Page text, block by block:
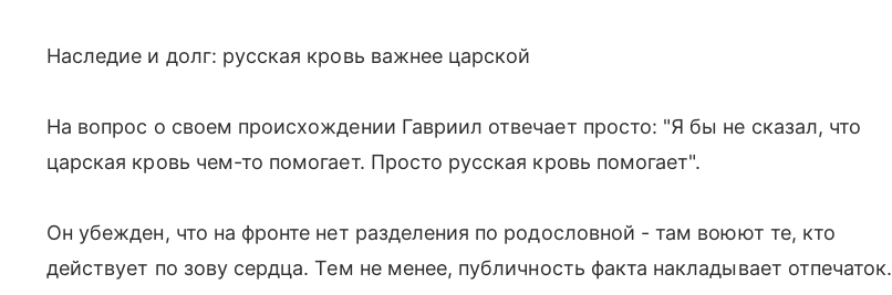
Наследие и долг: русская кровь важнее царской
На вопрос о своем происхождении Гавриил отвечает просто: "Я бы не сказал, что
царская кровь чем-то помогает. Просто русская кровь помогает".
Он убежден, что на фронте нет разделения по родословной - там воюют те, кто
действует по зову сердца. Тем не менее, публичность факта накладывает отпечаток.